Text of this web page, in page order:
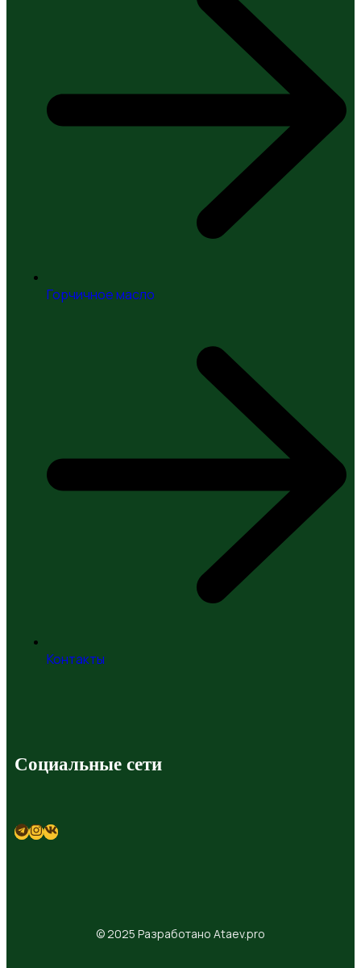
Горчичное масло
Контакты
Социальные сети
© 2025 Разработано Ataev.pro